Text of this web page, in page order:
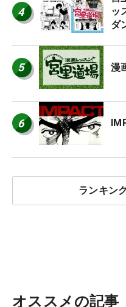
4
ッ
ダ
5 漫
6
ランキン
オススメの記事